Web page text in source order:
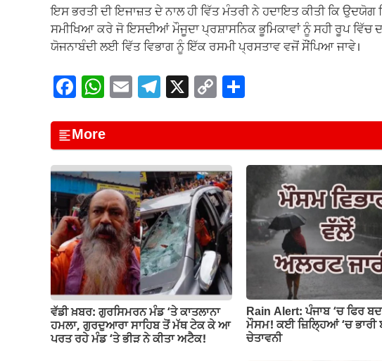
ਇਸ ਭਰਤੀ ਦੀ ਇਜਾਜ਼ਤ ਦੇ ਨਾਲ ਹੀ ਵਿੱਤ ਮੰਤਰੀ ਨੇ ਹਦਾਇਤ ਕੀਤੀ ਕਿ
ਸਮੀਖਿਆ ਕਰੇ ਜੋ ਇਸਦੀਆਂ ਮੌਜੂਦਾ ਪ੍ਰਸ਼ਾਸਨਿਕ ਭੂਮਿਕਾਵਾਂ ਨੂੰ ਸਹੀ ਰੂਪ
ਯੋਜਨਾਬੰਦੀ ਲਈ ਵਿੱਤ ਵਿਭਾਗ ਨੂੰ ਇੱਕ ਰਸਮੀ ਪ੍ਰਸਤਾਵ ਵਜੋਂ ਸੌਂਪਿਆ ਜਾਵੇ।
F
c
e
b
o
o
k
W
at
s
A
p
p
E T
gr
a
m
X C
y
Li
n
k
e
More
ਵੱਡੀ ਖ਼ਬਰ: ਗੁਰਸਿਮਰਨ ਮੰਡ ‘ਤੇ ਕਾਤਲਾਨਾ
ਹਮਲਾ, ਗੁਰਦੁਆਰਾ ਸਾਹਿਬ ਤੋਂ ਮੱਥ ਟੇਕ ਕੇ ਆ
ਪਰਤ ਰਹੇ ਮੰਡ ‘ਤੇ ਭੀੜ ਨੇ ਕੀਤਾ ਅਟੈਕ!
Rain Alert: ਪੰਜਾਬ ‘ਚ ਫਿਰ
ਮੌਸਮ! ਕਈ ਜ਼ਿਲ੍ਹਿਆਂ ‘ਚ ਭਾਰੀ
ਚੇਤਾਵਨੀ